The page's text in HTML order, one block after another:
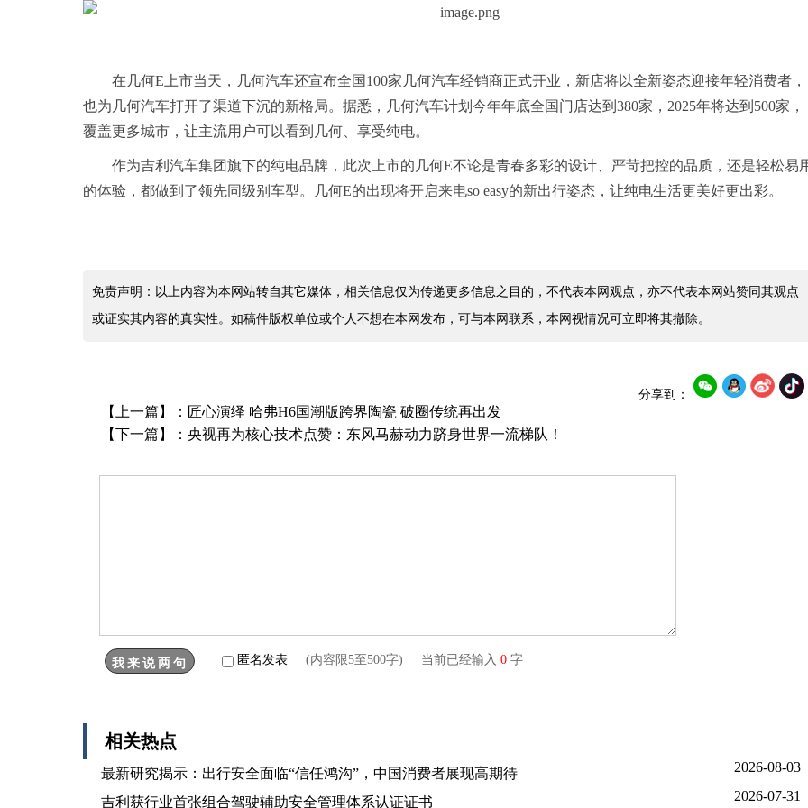
在几何E上市当天，几何汽车还宣布全国100家几何汽车经销商正式开业，新店将以全新姿态迎接年轻消费者，
也为几何汽车打开了渠道下沉的新格局。据悉，几何汽车计划今年年底全国门店达到380家，2025年将达到500家，
覆盖更多城市，让主流用户可以看到几何、享受纯电。
作为吉利汽车集团旗下的纯电品牌，此次上市的几何E不论是青春多彩的设计、严苛把控的品质，还是轻松易
的体验，都做到了领先同级别车型。几何E的出现将开启来电so easy的新出行姿态，让纯电生活更美好更出彩。
免责声明：以上内容为本网站转自其它媒体，相关信息仅为传递更多信息之目的，不代表本网观点，亦不代表本网站赞同其观点
或证实其内容的真实性。如稿件版权单位或个人不想在本网发布，可与本网联系，本网视情况可立即将其撤除。
分享到：
【上一篇】： 匠心演绎 哈弗H6国潮版跨界陶瓷 破圈传统再出发
【下一篇】： 央视再为核心技术点赞：东风马赫动力跻身世界一流梯队！
匿名发表 (内容限5至500字) 当前已经输入 0 字
相关热点
最新研究揭示：出行安全面临“信任鸿沟”，中国消费者展现高期待 2026-08-03
吉利获行业首张组合驾驶辅助安全管理体系认证证书 2026-07-31